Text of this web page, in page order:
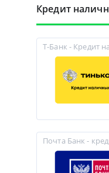
Кредит
Т-Банк - Кредит
Почта Банк -